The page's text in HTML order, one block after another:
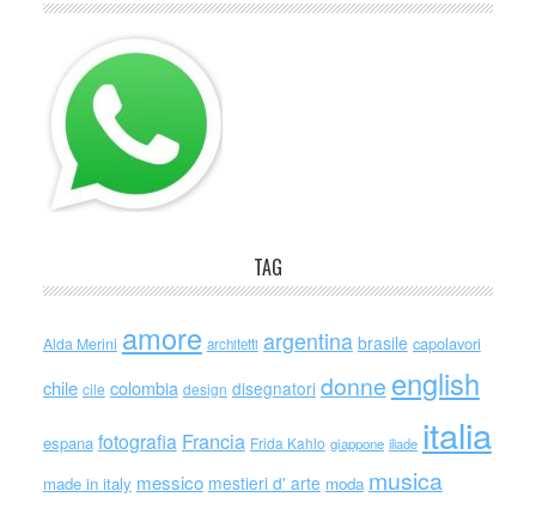
TAG
Alda Merini amore architetti argentina brasile capolavori
chile cile colombia design disegnatori donne english
espana fotografia Francia Frida Kahlo giappone iliade italia
made in italy messico mestieri d' arte moda musica